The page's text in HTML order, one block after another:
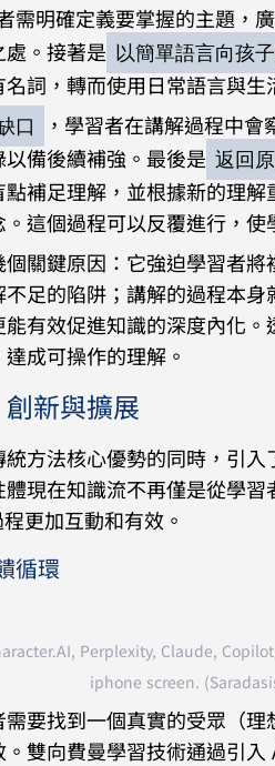
需明確定義要掌握的主題，
。接著是 以簡單語言向孩
詞，轉而使用日常語言與生
口
，學習者在講解過程中
備後續補強。最後是 返回
補足理解，並根據新的理
這個過程可以反覆進行，使
關鍵原因：它強迫學習者
足的陷阱；講解的過程本
有效促進知識的深度內化
成可操作的理解。
新與擴展
方法核心優勢的同時，引
現在知識流不再僅是從學
更加互動和有效。
循環
Perplexity, Claude,
iphone screen.
要找到一個真實的受眾（
雙向費曼學習技術通過引入